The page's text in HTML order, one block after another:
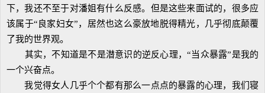
下，我还不至于对潘姐有什么反感。但是这些来面试的，很多应
该属于“良家妇女”，居然也这么豪放地脱得精光，几乎彻底颠覆
了我的世界观。
其实，不知道是不是潜意识的逆反心理，“当众暴露”是我的
一个兴奋点。
我觉得女人几乎个个都有那么一点点的暴露的心理，我们寝